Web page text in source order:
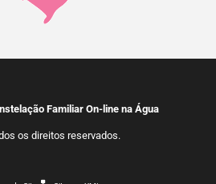
Familiar On-line na Água
os direitos reservados.